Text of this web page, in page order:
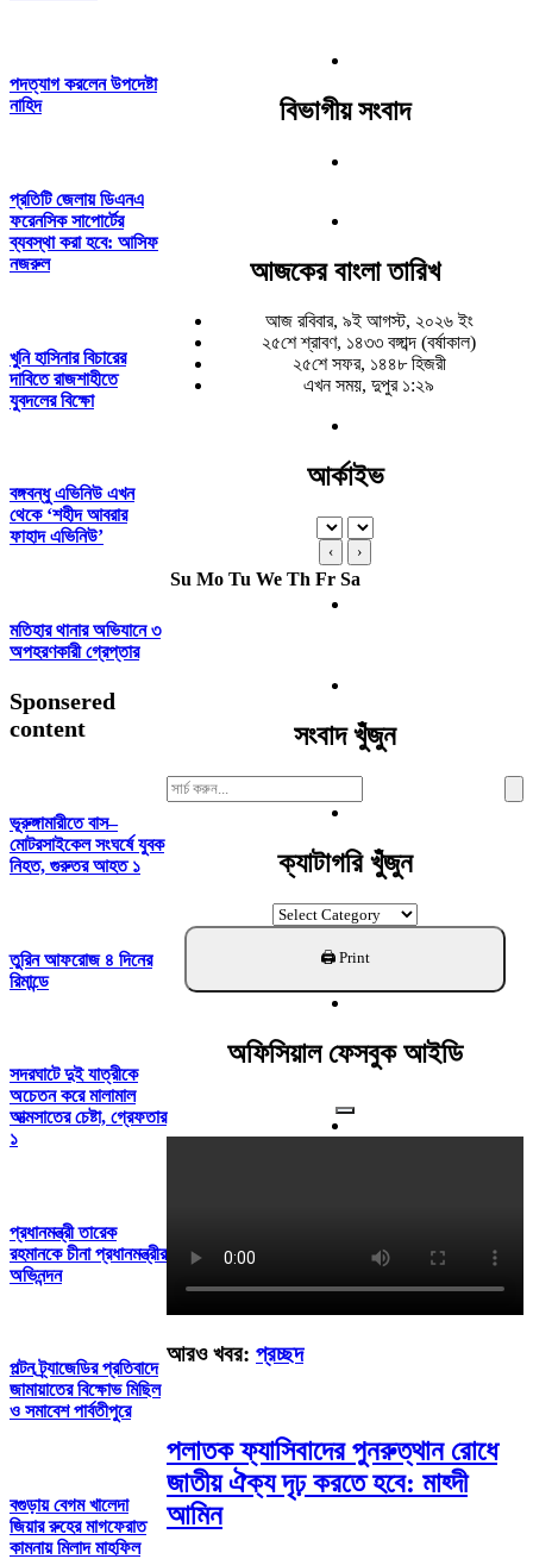
পদত্যাগ করলেন উপদেষ্টা
নাহিদ
প্রতিটি জেলায় ডিএনএ
ফরেনসিক সাপোর্টের
ব্যবস্থা করা হবে: আসিফ
নজরুল
খুনি হাসিনার বিচারের
দাবিতে রাজশাহীতে
যুবদলের বিক্ষো
বঙ্গবন্ধু এভিনিউ এখন
থেকে ‘শহীদ আবরার
ফাহাদ এভিনিউ’
মতিহার থানার অভিযানে ৩
অপহরণকারী গ্রেপ্তার
Sponsered
content
ভূরুঙ্গামারীতে বাস–
মোটরসাইকেল সংঘর্ষে যুবক
নিহত, গুরুতর আহত ১
তুরিন আফরোজ ৪ দিনের
রিমান্ডে
সদরঘাটে দুই যাত্রীকে
অচেতন করে মালামাল
আত্মসাতের চেষ্টা, গ্রেফতার
১
প্রধানমন্ত্রী তারেক
রহমানকে চীনা প্রধানমন্ত্রীর
অভিনন্দন
পল্টন ট্র্যাজেডির প্রতিবাদে
জামায়াতের বিক্ষোভ মিছিল
ও সমাবেশ পার্বতীপুরে
বগুড়ায় বেগম খালেদা
জিয়ার রুহের মাগফেরাত
কামনায় মিলাদ মাহফিল
বিভাগীয় সংবাদ
আজকের বাংলা তারিখ
আজ রবিবার, ৯ই আগস্ট, ২০২৬ ইং
২৫শে শ্রাবণ, ১৪৩৩ বঙ্গাব্দ (বর্ষাকাল)
২৫শে সফর, ১৪৪৮ হিজরী
এখন সময়, দুপুর ১:২৯
আর্কাইভ
‹ ›
Su Mo Tu We Th Fr Sa
সংবাদ খুঁজুন
Search
For:
ক্যাটাগরি খুঁজুন
ক্যাটাগরি
খুঁজুন
অফিসিয়াল ফেসবুক আইডি
আরও খবর: প্রচ্ছদ
পলাতক ফ্যাসিবাদের পুনরুত্থান রোধে
জাতীয় ঐক্য দৃঢ় করতে হবে: মাহ্দী
আমিন